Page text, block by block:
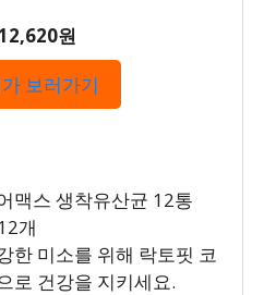
원
보러가기
맥스 생착유산균 12통
개
한 미소를 위해 락토핏 코
로 건강을 지키세요.